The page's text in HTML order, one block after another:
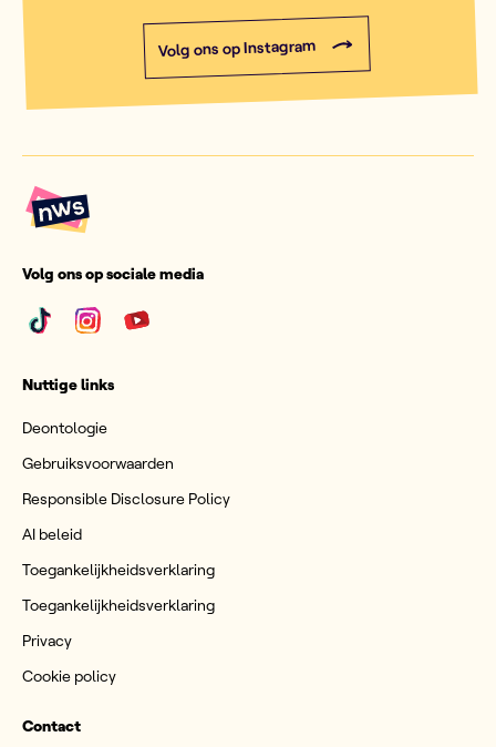
Volg ons op Instagram
Volg ons op sociale media
Nuttige links
Deontologie
Gebruiksvoorwaarden
Responsible Disclosure Policy
AI beleid
Toegankelijkheidsverklaring
Toegankelijkheidsverklaring
Privacy
Cookie policy
Contact